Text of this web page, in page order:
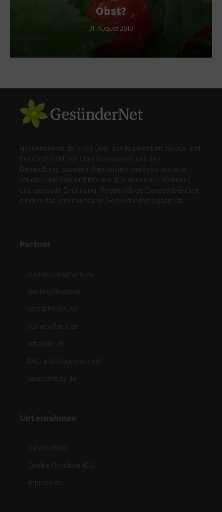
Obst?
31. August 2010
gesuendernet.de blickt über das Krankenbett hinaus und
berichtet nicht nur über Krankheiten und ihre
Behandlung, sondern thematisiert genauso aktuelle
Studien und Nachrichten aus den Bereichen Wellness
und gesunde Ernährung. Regelmäßige Expertenbeiträge
runden das unterhaltsame Gesundheitsmagazin ab.
Partner
businessandmore.de
worldsoffood.de
netzathleten.de
planetoftech.de
urbanlife.de
fast-and-luxurious.com
newfoodcity.de
Unternehmen
Datenschutz
Cookie-Richtlinie (EU)
Impressum